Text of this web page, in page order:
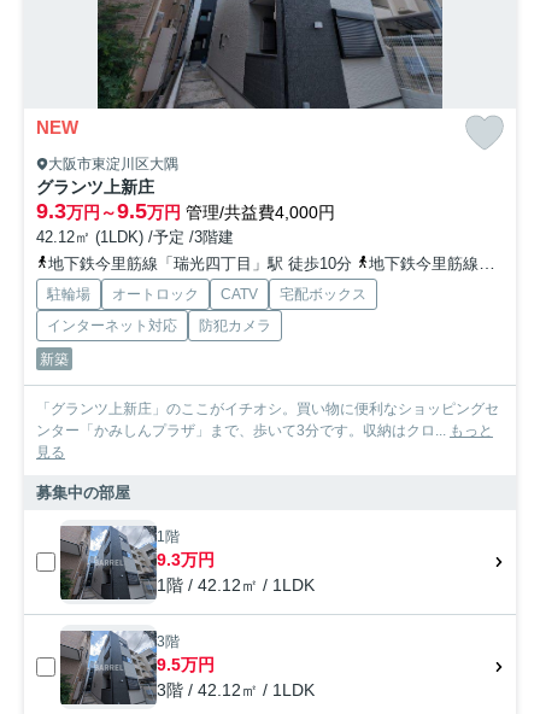
NEW
大阪市東淀川区大隅
グランツ上新庄
9.3万円～9.5万円 管理/共益費4,000円
42.12㎡ (1LDK) /予定 /3階建
地下鉄今里筋線「瑞光四丁目」駅 徒歩10分
地下鉄今里筋線「だいどう豊里」駅 徒歩11分
駐輪場 オートロック CATV
宅配ボックス
インターネット対応
防犯カメラ
新築
「グランツ上新庄」のここがイチオシ。買い物に便利なショッピングセ
ンター「かみしんプラザ」まで、歩いて3分です。収納はクロ... もっと
見る
募集中の部屋
1階
9.3万円
1階 / 42.12㎡ / 1LDK
3階
9.5万円
3階 / 42.12㎡ / 1LDK